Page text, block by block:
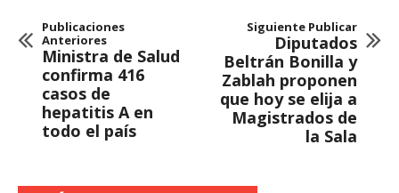
Publicaciones
Anteriores
Ministra de Salud
confirma 416
casos de
hepatitis A en
todo el país
Siguiente Publicar
Diputados
Beltrán Bonilla y
Zablah proponen
que hoy se elija a
Magistrados de
la Sala